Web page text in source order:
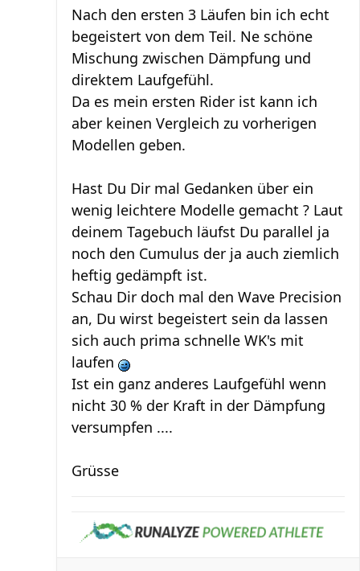
Nach den ersten 3 Läufen bin ich echt
begeistert von dem Teil. Ne schöne
Mischung zwischen Dämpfung und
direktem Laufgefühl.
Da es mein ersten Rider ist kann ich
aber keinen Vergleich zu vorherigen
Modellen geben.
Hast Du Dir mal Gedanken über ein
wenig leichtere Modelle gemacht ? Laut
deinem Tagebuch läufst Du parallel ja
noch den Cumulus der ja auch ziemlich
heftig gedämpft ist.
Schau Dir doch mal den Wave Precision
an, Du wirst begeistert sein da lassen
sich auch prima schnelle WK's mit
laufen
Ist ein ganz anderes Laufgefühl wenn
nicht 30 % der Kraft in der Dämpfung
versumpfen ....
Grüsse